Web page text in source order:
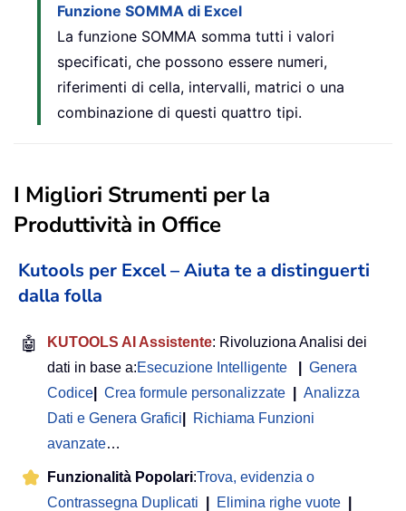
Funzione SOMMA di Excel
La funzione SOMMA somma tutti i valori
specificati, che possono essere numeri,
riferimenti di cella, intervalli, matrici o una
combinazione di questi quattro tipi.
I Migliori Strumenti per la
Produttività in Office
Kutools per Excel – Aiuta te a distinguerti
dalla folla
🤖 KUTOOLS AI Assistente: Rivoluziona Analisi dei
dati in base a:Esecuzione Intelligente
Genera
Codice
Crea formule personalizzate
Analizza
Dati e Genera Grafici
Richiama Funzioni
avanzate…
Funzionalità Popolari:Trova, evidenzia o
Contrassegna Duplicati
Elimina righe vuote